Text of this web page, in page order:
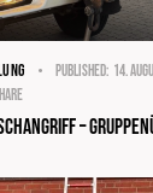
Published: 14.
–